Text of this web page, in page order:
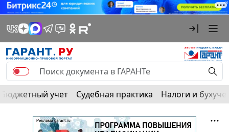
Бюджетный учет Судебная практика Налоги и